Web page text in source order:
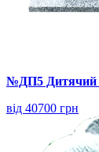
№ДП5 Дитячий
від 40700 грн